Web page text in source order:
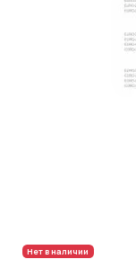
Нет в наличии